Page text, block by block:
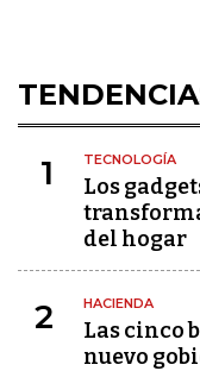
1 TECNOLOGÍA
Los
del hogar
2 HACIENDA
Las cinco
nuevo